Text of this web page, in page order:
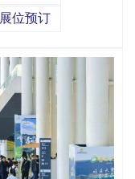
位预订